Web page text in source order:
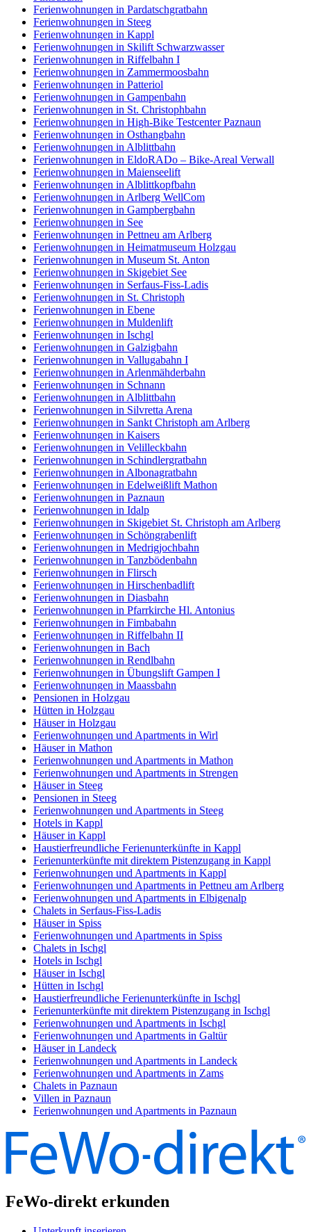
Ferienwohnungen in Pardatschgratbahn
Ferienwohnungen in Steeg
Ferienwohnungen in Kappl
Ferienwohnungen in Skilift Schwarzwasser
Ferienwohnungen in Riffelbahn I
Ferienwohnungen in Zammermoosbahn
Ferienwohnungen in Patteriol
Ferienwohnungen in Gampenbahn
Ferienwohnungen in St. Christophbahn
Ferienwohnungen in High-Bike Testcenter Paznaun
Ferienwohnungen in Osthangbahn
Ferienwohnungen in Alblittbahn
Ferienwohnungen in EldoRADo – Bike-Areal Verwall
Ferienwohnungen in Maienseelift
Ferienwohnungen in Alblittkopfbahn
Ferienwohnungen in Arlberg WellCom
Ferienwohnungen in Gampbergbahn
Ferienwohnungen in See
Ferienwohnungen in Pettneu am Arlberg
Ferienwohnungen in Heimatmuseum Holzgau
Ferienwohnungen in Museum St. Anton
Ferienwohnungen in Skigebiet See
Ferienwohnungen in Serfaus-Fiss-Ladis
Ferienwohnungen in St. Christoph
Ferienwohnungen in Ebene
Ferienwohnungen in Muldenlift
Ferienwohnungen in Ischgl
Ferienwohnungen in Galzigbahn
Ferienwohnungen in Vallugabahn I
Ferienwohnungen in Arlenmähderbahn
Ferienwohnungen in Schnann
Ferienwohnungen in Alblittbahn
Ferienwohnungen in Silvretta Arena
Ferienwohnungen in Sankt Christoph am Arlberg
Ferienwohnungen in Kaisers
Ferienwohnungen in Velilleckbahn
Ferienwohnungen in Schindlergratbahn
Ferienwohnungen in Albonagratbahn
Ferienwohnungen in Edelweißlift Mathon
Ferienwohnungen in Paznaun
Ferienwohnungen in Idalp
Ferienwohnungen in Skigebiet St. Christoph am Arlberg
Ferienwohnungen in Schöngrabenlift
Ferienwohnungen in Medrigjochbahn
Ferienwohnungen in Tanzbödenbahn
Ferienwohnungen in Flirsch
Ferienwohnungen in Hirschenbadlift
Ferienwohnungen in Diasbahn
Ferienwohnungen in Pfarrkirche Hl. Antonius
Ferienwohnungen in Fimbabahn
Ferienwohnungen in Riffelbahn II
Ferienwohnungen in Bach
Ferienwohnungen in Rendlbahn
Ferienwohnungen in Übungslift Gampen I
Ferienwohnungen in Maassbahn
Pensionen in Holzgau
Hütten in Holzgau
Häuser in Holzgau
Ferienwohnungen und Apartments in Wirl
Häuser in Mathon
Ferienwohnungen und Apartments in Mathon
Ferienwohnungen und Apartments in Strengen
Häuser in Steeg
Pensionen in Steeg
Ferienwohnungen und Apartments in Steeg
Hotels in Kappl
Häuser in Kappl
Haustierfreundliche Ferienunterkünfte in Kappl
Ferienunterkünfte mit direktem Pistenzugang in Kappl
Ferienwohnungen und Apartments in Kappl
Ferienwohnungen und Apartments in Pettneu am Arlberg
Ferienwohnungen und Apartments in Elbigenalp
Chalets in Serfaus-Fiss-Ladis
Häuser in Spiss
Ferienwohnungen und Apartments in Spiss
Chalets in Ischgl
Hotels in Ischgl
Häuser in Ischgl
Hütten in Ischgl
Haustierfreundliche Ferienunterkünfte in Ischgl
Ferienunterkünfte mit direktem Pistenzugang in Ischgl
Ferienwohnungen und Apartments in Ischgl
Ferienwohnungen und Apartments in Galtür
Häuser in Landeck
Ferienwohnungen und Apartments in Landeck
Ferienwohnungen und Apartments in Zams
Chalets in Paznaun
Villen in Paznaun
Ferienwohnungen und Apartments in Paznaun
FeWo-direkt erkunden